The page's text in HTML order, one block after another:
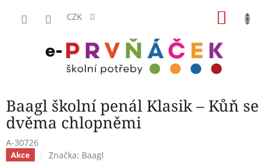
CZK
Baagl školní penál Klasik – Kůň se
dvěma chlopněmi
A-30726
Akce Značka: Baagl